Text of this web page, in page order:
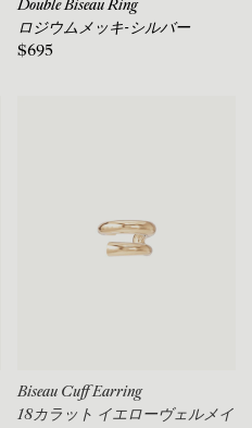
Double Biseau Ring
ロジウムメッキ-シルバー
$695
Biseau Cuff Earring
18カラット イエローヴェルメイ